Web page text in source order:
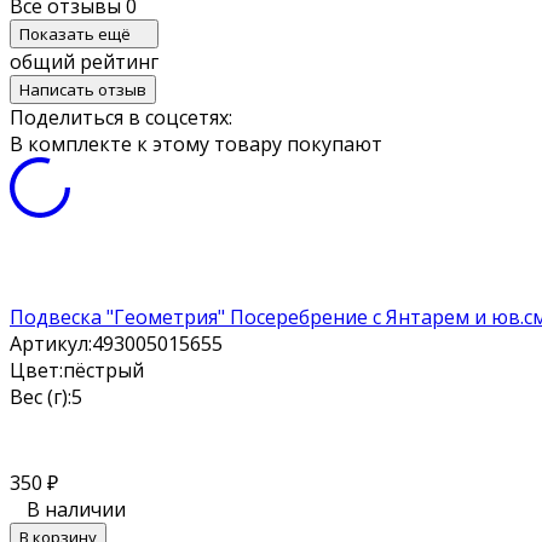
Все отзывы 0
Показать ещё
общий рейтинг
Написать отзыв
Поделиться в соцсетях:
В комплекте к этому товару покупают
Подвеска "Геометрия" Посеребрение с Янтарем и
Артикул:493005015655
Цвет:пёстрый
Вес (г):5
350 ₽
В наличии
В корзину